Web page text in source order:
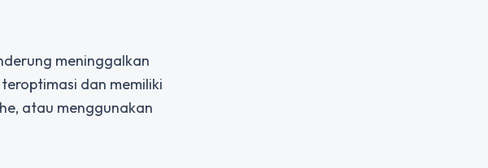
meninggalkan
dan memiliki
atau menggunakan